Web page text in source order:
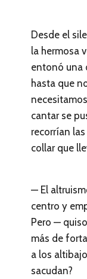
Desde el
la hermosa
entonó una
hasta que
cantar se
recorrían
collar que
— El
centro y
Pero —
más de
a los
sacudan?